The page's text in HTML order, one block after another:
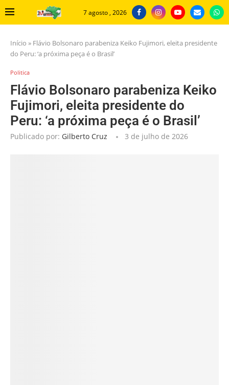
7 agosto , 2026
Início » Flávio Bolsonaro parabeniza Keiko Fujimori, eleita presidente
do Peru: ‘a próxima peça é o Brasil’
Politica
Flávio Bolsonaro parabeniza Keiko
Fujimori, eleita presidente do
Peru: ‘a próxima peça é o Brasil’
Publicado por: Gilberto Cruz 3 de julho de 2026